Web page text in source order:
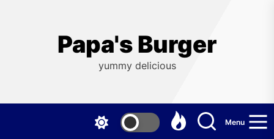
Papa's Burger
yummy delicious
Menu